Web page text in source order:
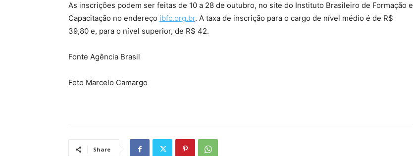
As inscrições podem ser feitas de 10 a 28 de outubro, no site do Instituto Brasileiro de Formação e
Capacitação no endereço ibfc.org.br. A taxa de inscrição para o cargo de nível médio é de R$
39,80 e, para o nível superior, de R$ 42.
Fonte Agência Brasil
Foto Marcelo Camargo
Share